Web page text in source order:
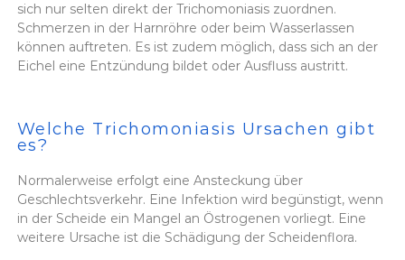
sich nur selten direkt der Trichomoniasis zuordnen.
Schmerzen in der Harnröhre oder beim Wasserlassen
können auftreten. Es ist zudem möglich, dass sich an der
Eichel eine Entzündung bildet oder Ausfluss austritt.
Welche Trichomoniasis Ursachen gibt
es?
Normalerweise erfolgt eine Ansteckung über
Geschlechtsverkehr. Eine Infektion wird begünstigt, wenn
in der Scheide ein Mangel an Östrogenen vorliegt. Eine
weitere Ursache ist die Schädigung der Scheidenflora.